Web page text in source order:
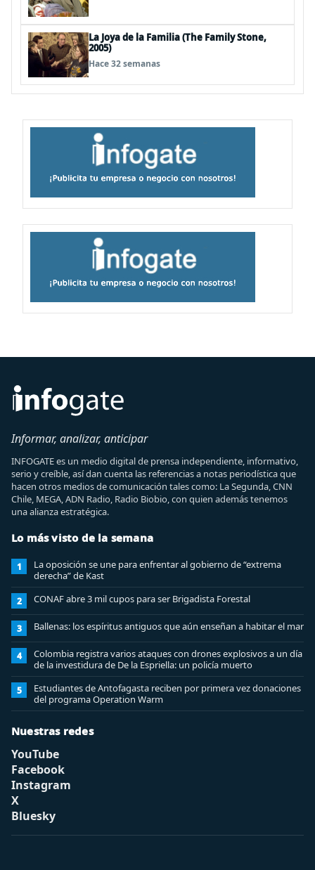
La Joya de la Familia (The Family Stone,
2005)
Hace 32 semanas
Informar, analizar, anticipar
INFOGATE es un medio digital de prensa independiente, informativo,
serio y creíble, así dan cuenta las referencias a notas periodística que
hacen otros medios de comunicación tales como: La Segunda, CNN
Chile, MEGA, ADN Radio, Radio Biobio, con quien además tenemos
una alianza estratégica.
Lo más visto de la semana
1
La oposición se une para enfrentar al gobierno de “extrema
derecha” de Kast
2 CONAF abre 3 mil cupos para ser Brigadista Forestal
3 Ballenas: los espíritus antiguos que aún enseñan a habitar el mar
4
Colombia registra varios ataques con drones explosivos a un día
de la investidura de De la Espriella: un policía muerto
5
Estudiantes de Antofagasta reciben por primera vez donaciones
del programa Operation Warm
Nuestras redes
YouTube
Facebook
Instagram
X
Bluesky